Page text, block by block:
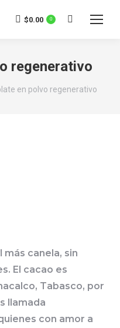
$0.00 0 Buscar:
regenerativo
en polvo regenerativo
canela, sin
El cacao es
Tabasco, por
llamada
con amor a